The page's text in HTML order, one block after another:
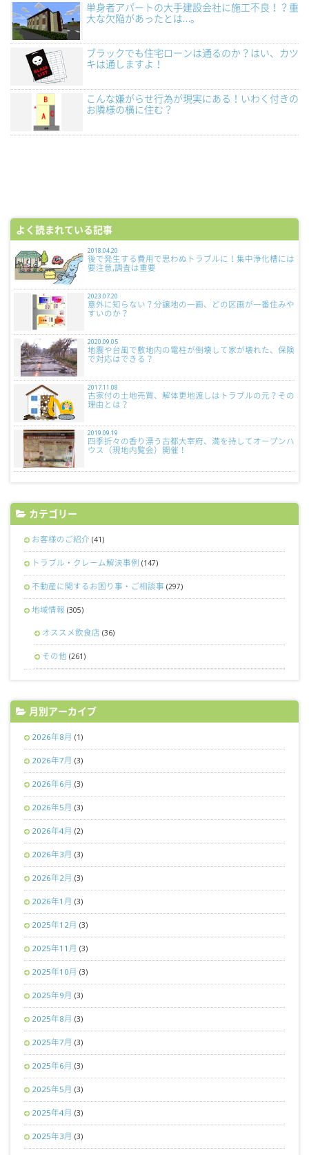
単身者アパートの大手建設会社に施工不良！？重
大な欠陥があったとは…。
ブラックでも住宅ローンは通るのか？はい、カツ
キは通しますよ！
こんな嫌がらせ行為が現実にある！いわく付きの
お隣様の横に住む？
よく読まれている記事
2018.04.20
後で発生する費用で思わぬトラブルに！集中浄化槽には
要注意,調査は重要
2023.07.20
意外に知らない？分譲地の一画、どの区画が一番住みや
すいのか？
2020.09.05
地震や台風で敷地内の電柱が倒壊して家が壊れた、保険
で対応はできる？
2017.11.08
古家付の土地売買、解体更地渡しはトラブルの元？その
理由とは？
2019.09.19
四季折々の香り漂う古都大宰府、満を持してオープンハ
ウス（現地内覧会）開催！
カテゴリー
お客様のご紹介 (41)
トラブル・クレーム解決事例 (147)
不動産に関するお困り事・ご相談事 (297)
地域情報 (305)
オススメ飲食店 (36)
その他 (261)
月別アーカイブ
2026年8月 (1)
2026年7月 (3)
2026年6月 (3)
2026年5月 (3)
2026年4月 (2)
2026年3月 (3)
2026年2月 (3)
2026年1月 (3)
2025年12月 (3)
2025年11月 (3)
2025年10月 (3)
2025年9月 (3)
2025年8月 (3)
2025年7月 (3)
2025年6月 (3)
2025年5月 (3)
2025年4月 (3)
2025年3月 (3)